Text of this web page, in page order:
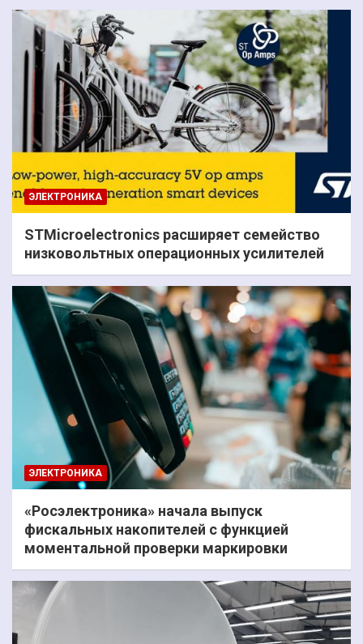
ЭЛЕКТРОНИКА
STMicroelectronics расширяет семейство
низковольтных операционных усилителей
ЭЛЕКТРОНИКА
«Росэлектроника» начала выпуск
фискальных накопителей с функцией
моментальной проверки маркировки